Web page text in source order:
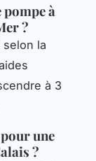
à
?
la
à 3
une
?